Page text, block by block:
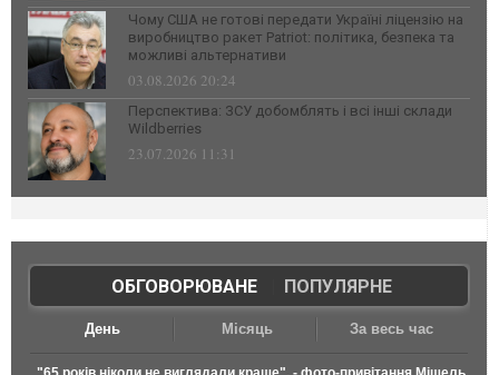
Чому США не готові передати Україні ліцензію на
виробництво ракет Patriot: політика, безпека та
можливі альтернативи
03.08.2026 20:24
Перспектива: ЗСУ добомблять і всі інші склади
Wildberries
23.07.2026 11:31
ОБГОВОРЮВАНЕ| ПОПУЛЯРНЕ
День Місяць За весь час